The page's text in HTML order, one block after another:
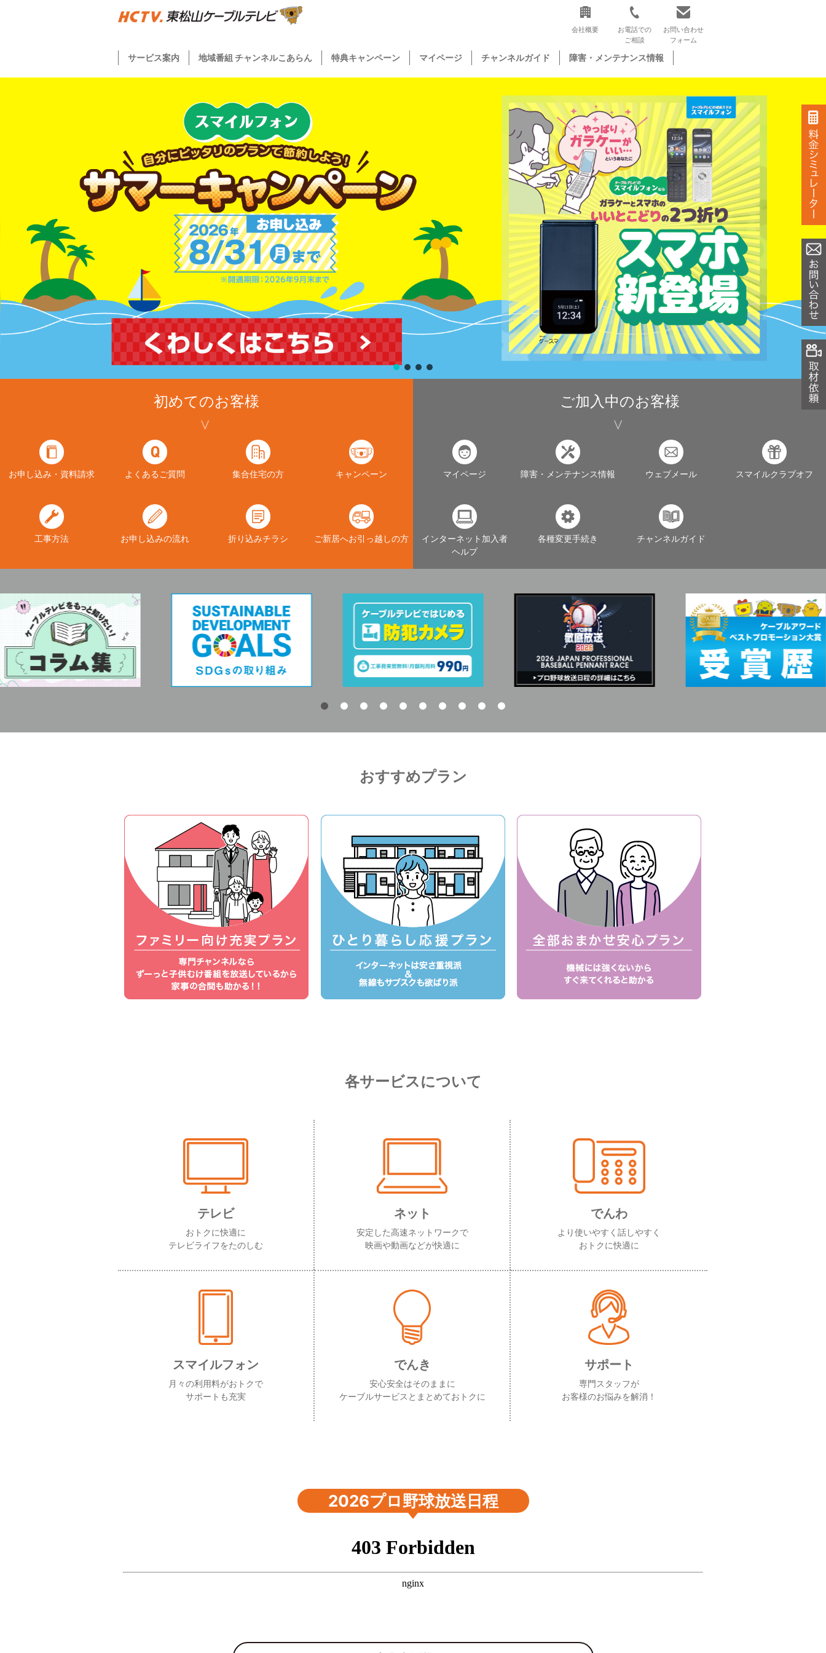
会社概要
お電話での
ご相談
お問い合わせ
フォーム
サービス案内 地域番組 チャンネルこあらん 特典キャンペーン マイページ チャンネルガイド 障害・メンテナンス情報
初めてのお客様
お申し込み・資料請求 よくあるご質問 集合住宅の方 キャンペーン
工事方法 お申し込みの流れ 折り込みチラシ ご新居へお引っ越しの方
ご加入中のお客様
マイページ 障害・メンテナンス情報 ウェブメール スマイルクラブオフ
インターネット加入者
ヘルプ
各種変更手続き チャンネルガイド
おすすめプラン
各サービスについて
テレビ
おトクに快適に
テレビライフをたのしむ
ネット
安定した高速ネットワークで
映画や動画などが快適に
でんわ
より使いやすく話しやすく
おトクに快適に
スマイルフォン
月々の利用料がおトクで
サポートも充実
でんき
安心安全はそのままに
ケーブルサービスとまとめておトクに
サポート
専門スタッフが
お客様のお悩みを解消！
2026プロ野球放送日程